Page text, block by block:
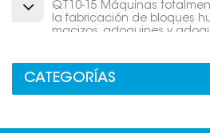
QT10-15 Máquinas
la fabricación de bloques
macizos, adoquines y
CATEGORÍAS